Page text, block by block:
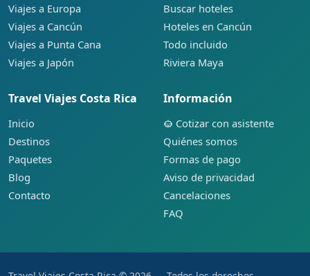
Viajes a Europa
Viajes a Cancún
Viajes a Punta Cana
Viajes a Japón
Buscar hoteles
Hoteles en Cancún
Todo incluido
Riviera Maya
Travel Viajes Costa Rica
Inicio
Destinos
Paquetes
Blog
Contacto
Información
Cotizar con asistente
Quiénes somos
Formas de pago
Aviso de privacidad
Cancelaciones
FAQ